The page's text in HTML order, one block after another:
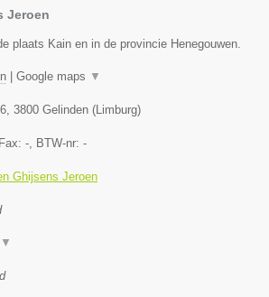
Jeroen
plaats Kain en in de provincie Henegouwen.
Google maps ▼
3800 Gelinden ( Limburg)
Fax: - , BTW-nr: -
Ghijsens Jeroen
▼